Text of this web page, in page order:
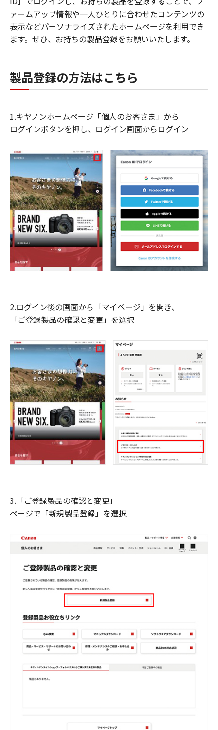
ァームアップ情報や一人ひとりに合わせたコンテンツの
表示などパーソナライズされたホームページを利用でき
ます。ぜひ、お持ちの製品登録をお願いいたします。
製品登録の方法はこちら
1.キヤノンホームページ「個人のお客さま」から
ログインボタンを押し、ログイン画面からログイン
2.ログイン後の画面から「マイページ」を開き、
「ご登録製品の確認と変更」を選択
3.「ご登録製品の確認と変更」
ページで「新規製品登録」を選択